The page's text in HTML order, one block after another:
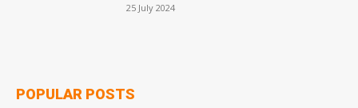
25 July 2024
POPULAR POSTS